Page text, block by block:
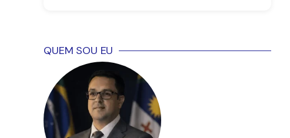
QUEM SOU EU